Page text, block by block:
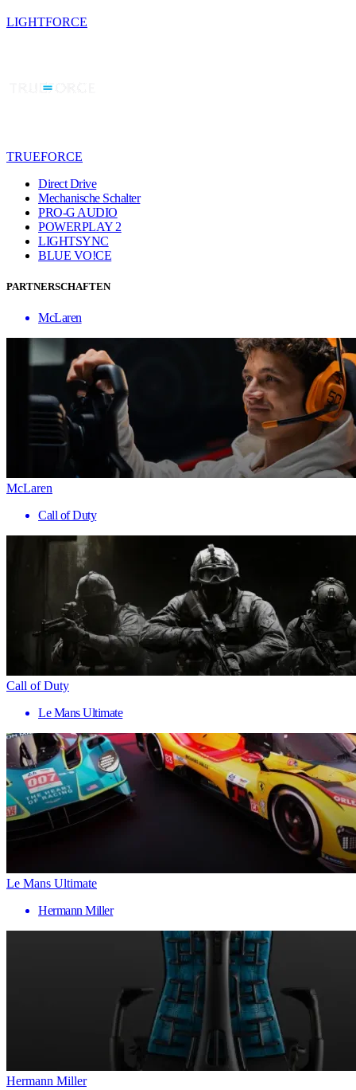
LIGHTFORCE
TRUEFORCE
Direct Drive
Mechanische Schalter
PRO-G AUDIO
POWERPLAY 2
LIGHTSYNC
BLUE VO!CE
PARTNERSCHAFTEN
McLaren
McLaren
Call of Duty
Call of Duty
Le Mans Ultimate
Le Mans Ultimate
Hermann Miller
Hermann Miller